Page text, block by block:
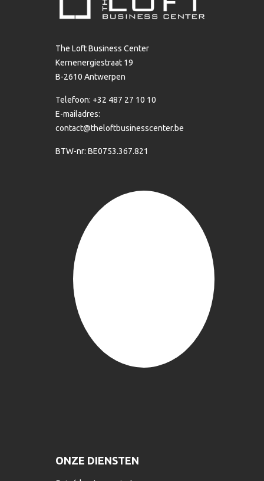
The Loft Business Center
Kernenergiestraat 19
B-2610 Antwerpen
Telefoon: +32 487 27 10 10
E-mailadres:
contact@theloftbusinesscenter.be
BTW-nr: BE0753.367.821
ONZE DIENSTEN